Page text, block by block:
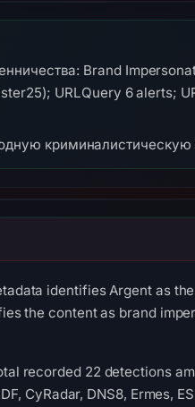
Brand
URLQuery 6 alerts;
криминалистическую
identifies Argent as
the content as brand
recorded 22 detections
CyRadar, DNS8, Ermes,